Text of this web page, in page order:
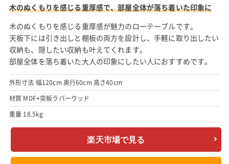
木のぬくもりを感じる重厚感で、部屋全体が落ち着いた印象に
木のぬくもりを感じる重厚感が魅力のローテーブルです。
天板下には引き出しと棚板の両方を設計し、手軽に取り出したい
収納も、隠したい収納も叶えてくれます。
部屋全体を落ち着いた大人の印象にしたい人におすすめです。
外形寸法 幅120cm 奥行60cm 高さ40cm
材質 MDF+突板ラバーウッド
重量 18.5kg
楽天市場で見る